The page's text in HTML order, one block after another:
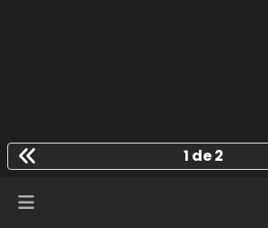
1 de 2